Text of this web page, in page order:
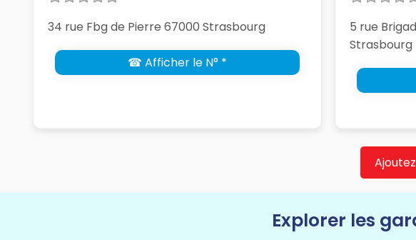
34 rue Fbg de Pierre 67000 Strasbourg
☎ Afficher le N° *
5 rue
Strasbourg
Explorer les